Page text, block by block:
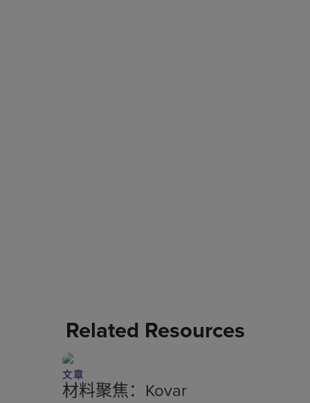
Related Resources
文章
材料聚焦：Kovar